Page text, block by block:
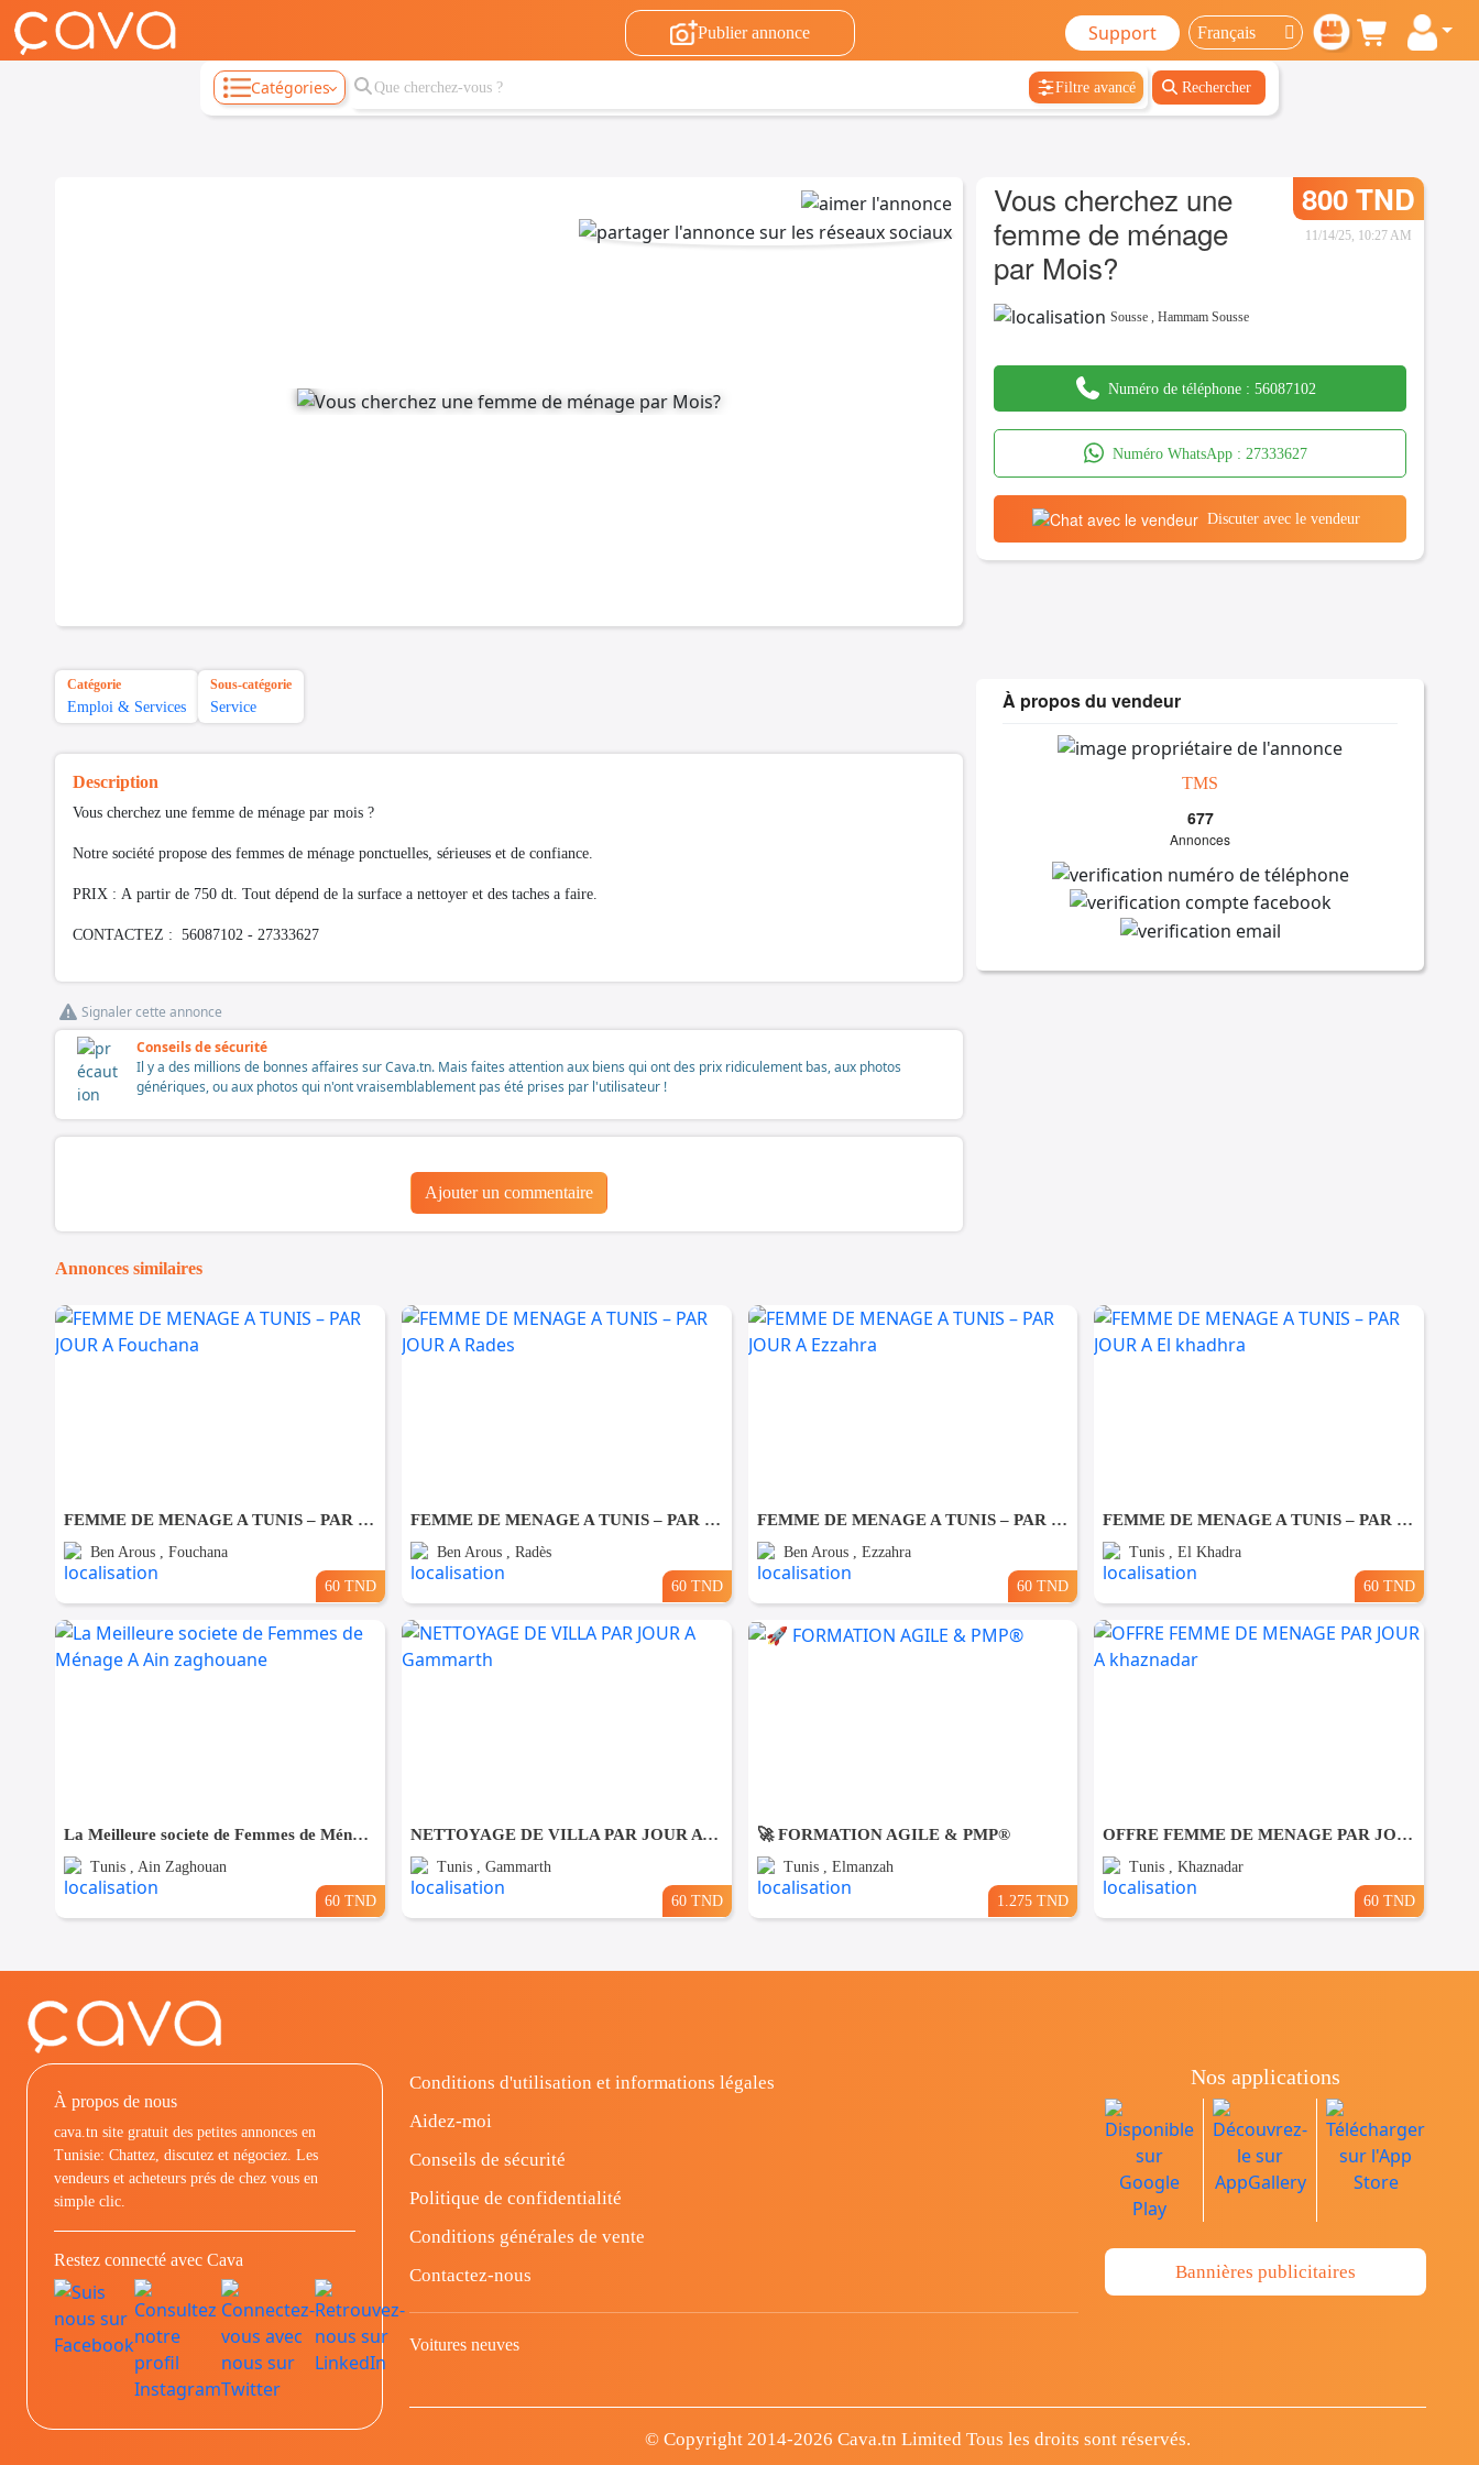
Publier annonce Support
Catégories Filtre avancé Rechercher
Vous cherchez une
femme de ménage
par Mois?
800 TND
11/14/25, 10:27 AM
Sousse ,Hammam Sousse
Numéro de téléphone : 56087102
Numéro WhatsApp : 27333627
Discuter avec le vendeur
Catégorie
Emploi & Services
Sous-catégorie
Service
Description
Vous cherchez une femme de ménage par mois ?
Notre société propose des femmes de ménage ponctuelles, sérieuses et de confiance.
PRIX : A partir de 750 dt. Tout dépend de la surface a nettoyer et des taches a faire.
CONTACTEZ : 56087102 - 27333627
Signaler cette annonce
Conseils de sécurité
Il y a des millions de bonnes affaires sur Cava.tn. Mais faites attention aux biens qui ont des prix ridiculement bas, aux photos
génériques, ou aux photos qui n'ont vraisemblablement pas été prises par l'utilisateur !
Ajouter un commentaire
À propos du vendeur
TMS
677
Annonces
Annonces similaires
FEMME DE MENAGE A TUNIS – PAR JOUR A Fouchana
Ben Arous , Fouchana
60 TND
FEMME DE MENAGE A TUNIS – PAR JOUR A Rades
Ben Arous , Radès
60 TND
FEMME DE MENAGE A TUNIS – PAR JOUR A Ezzahra
Ben Arous , Ezzahra
60 TND
FEMME DE MENAGE A TUNIS – PAR JOUR A El khadhra
Tunis , El Khadra
60 TND
La Meilleure societe de Femmes de Ménage A Ain zaghouane
Tunis , Ain Zaghouan
60 TND
NETTOYAGE DE VILLA PAR JOUR A Gammarth
Tunis , Gammarth
60 TND
🚀 FORMATION AGILE & PMP®
Tunis , Elmanzah
1.275 TND
OFFRE FEMME DE MENAGE PAR JOUR A khaznadar
Tunis , Khaznadar
60 TND
À propos de nous
cava.tn site gratuit des petites annonces en
Tunisie: Chattez, discutez et négociez. Les
vendeurs et acheteurs prés de chez vous en
simple clic.
Restez connecté avec Cava
Conditions d'utilisation et informations légales
Aidez-moi
Conseils de sécurité
Politique de confidentialité
Conditions générales de vente
Contactez-nous
Voitures neuves
Nos applications
Bannières publicitaires
© Copyright 2014-2026 Cava.tn Limited Tous les droits sont réservés.